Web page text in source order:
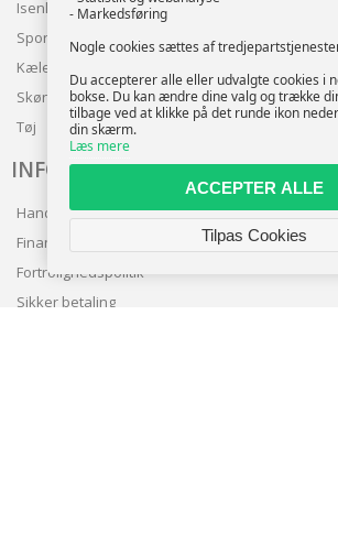
Isenkram
Sport
Kæledyr
Skønhed
Tøj
INFO
Handelsbetingelser
Finansering
Fortrolighedspolitik
Sikker betaling
- Markedsføring
Nogle cookies sættes af
Du accepterer alle eller udvalgte cookies i
bokse. Du kan ændre dine valg og trække
tilbage ved at klikke på det runde ikon
din skærm.
Læs mere
ACCEPTER ALLE
Tilpas Cookies